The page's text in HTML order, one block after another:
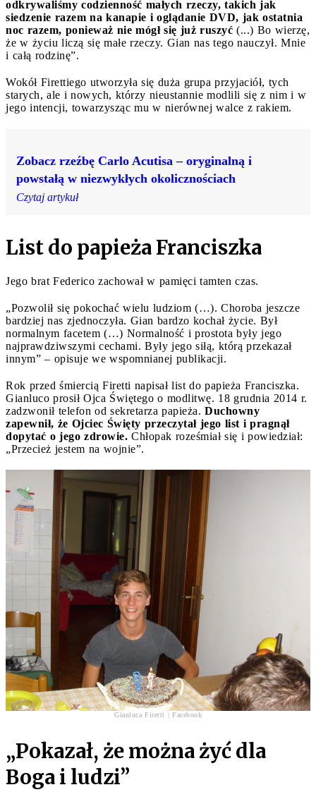
odkrywaliśmy codzienność małych rzeczy, takich jak
siedzenie razem na kanapie i oglądanie DVD, jak ostatnia
noc razem, ponieważ nie mógł się już ruszyć (...) Bo wierzę,
że w życiu liczą się małe rzeczy. Gian nas tego nauczył. Mnie
i całą rodzinę”.
Wokół Firettiego utworzyła się duża grupa przyjaciół, tych
starych, ale i nowych, którzy nieustannie modlili się z nim i w
jego intencji, towarzysząc mu w nierównej walce z rakiem.
Zobacz rzeźbę Carlo Acutisa – oryginalną i
powstałą w niezwykłych okolicznościach
Czytaj artykuł
List do papieża Franciszka
Jego brat Federico zachował w pamięci tamten czas.
„Pozwolił się pokochać wielu ludziom (…). Choroba jeszcze
bardziej nas zjednoczyła. Gian bardzo kochał życie. Był
normalnym facetem (…) Normalność i prostota były jego
najprawdziwszymi cechami. Były jego siłą, którą przekazał
innym” – opisuje we wspomnianej publikacji.
Rok przed śmiercią Firetti napisał list do papieża Franciszka.
Gianluco prosił Ojca Świętego o modlitwę. 18 grudnia 2014 r.
zadzwonił telefon od sekretarza papieża. Duchowny
zapewnił, że Ojciec Święty przeczytał jego list i pragnął
dopytać o jego zdrowie. Chłopak roześmiał się i powiedział:
„Przecież jestem na wojnie”.
Gianluca Firetti | Facebook
„Pokazał, że można żyć dla
Boga i ludzi”